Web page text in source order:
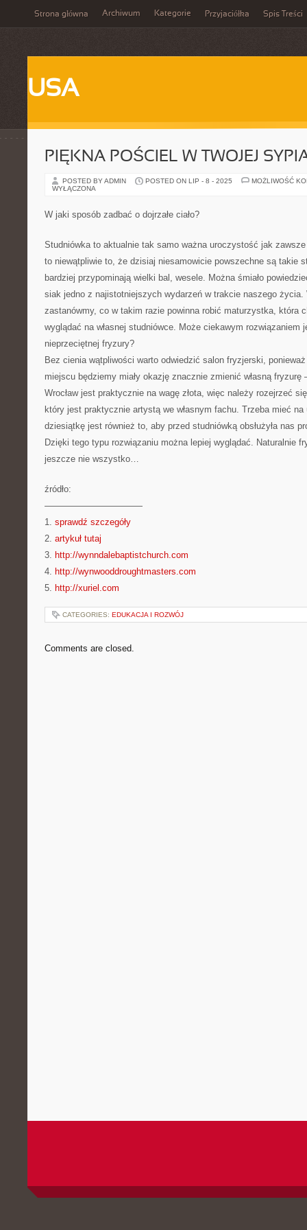
Strona główna Archiwum Kategorie Przyjaciółka Spis Treści
USA
PIĘKNA POŚCIEL W TWOJEJ
POSTED BY ADMIN POSTED ON LIP - 8 - 2025
MOŻLIWOŚĆ
WYŁĄCZONA
W jaki sposób zadbać o dojrzałe ciało?
Studniówka to aktualnie tak samo ważna uroczystość jak
to niewątpliwie to, że dzisiaj niesamowicie powszechne są takie
bardziej przypominają wielki bal, wesele. Można śmiało
siak jedno z najistotniejszych wydarzeń w trakcie naszego
zastanówmy, co w takim razie powinna robić maturzystka, która
wyglądać na własnej studniówce. Może ciekawym rozwiązaniem
nieprzeciętnej fryzury?
Bez cienia wątpliwości warto odwiedzić salon fryzjerski,
miejscu będziemy miały okazję znacznie zmienić własną fryzurę
Wrocław jest praktycznie na wagę złota, więc należy rozejrzeć
który jest praktycznie artystą we własnym fachu. Trzeba mieć na
dziesiątkę jest również to, aby przed studniówką obsłużyła nas
Dzięki tego typu rozwiązaniu można lepiej wyglądać. Naturalnie
jeszcze nie wszystko…
źródło:
———————————
1. sprawdź szczegóły
2. artykuł tutaj
3. http://wynndalebaptistchurch.com
4. http://wynwooddroughtmasters.com
5. http://xuriel.com
CATEGORIES: EDUKACJA I ROZWÓJ
Comments are closed.